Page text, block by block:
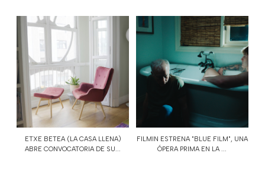
ETXE BETEA (LA CASA LLENA)
ABRE CONVOCATORIA DE SU...
FILMIN ESTRENA "BLUE FILM", UNA
ÓPERA PRIMA EN LA ...